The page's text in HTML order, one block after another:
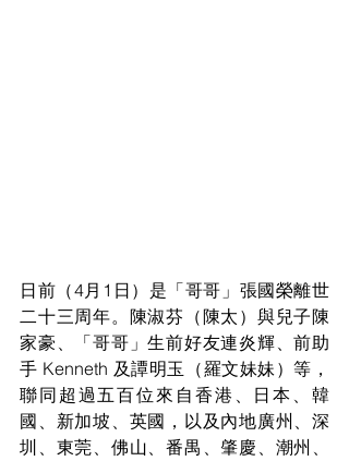
日前（4月1日）是「哥哥」張國榮離世
二十三周年。陳淑芬（陳太）與兒子陳
家豪、「哥哥」生前好友連炎輝、前助
手 Kenneth 及譚明玉（羅文妹妹）等，
聯同超過五百位來自香港、日本、韓
國、新加坡、英國，以及內地廣州、深
圳、東莞、佛山、番禺、肇慶、潮州、